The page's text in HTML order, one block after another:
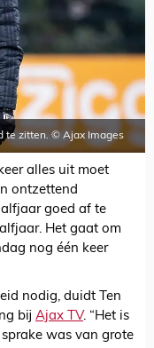
te zitten. © Ajax Images
alles uit moet
ontzettend
goed af te
Het gaat om
nog één keer
nodig, duidt Ten
bij Ajax TV. “Het is
was van grote